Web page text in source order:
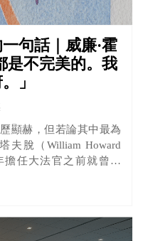
句話｜威廉·霍
是不完美的。我
」
顯赫，但若論其中最為
夫脫（William Howard
擔任大法官之前就曾於